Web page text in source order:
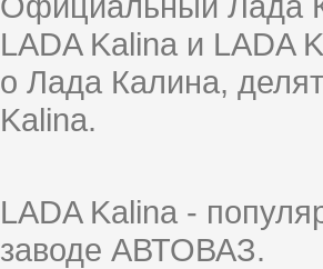
LADA Kalina и LADA
о Лада Калина,
Kalina.
LADA Kalina -
заводе АВТОВАЗ.